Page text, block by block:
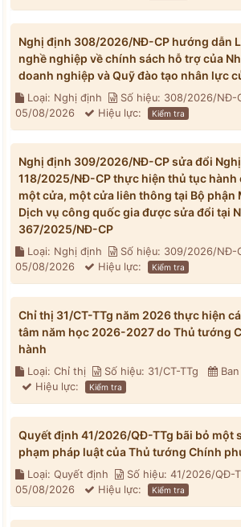
Nghị định 308/2026/NĐ-CP hướng dẫn
nghề nghiệp về chính sách hỗ trợ của
doanh nghiệp và Quỹ đào tạo nhân lực
Loại: Nghị định Số hiệu: 308/2026/NĐ-
05/08/2026
Hiệu lực: Kiểm tra
Nghị định 309/2026/NĐ-CP sửa đổi
118/2025/NĐ-CP thực hiện thủ tục hành
một cửa, một cửa liên thông tại Bộ phận
Dịch vụ công quốc gia được sửa đổi tại
367/2025/NĐ-CP
Loại: Nghị định Số hiệu: 309/2026/NĐ-
05/08/2026
Hiệu lực: Kiểm tra
Chỉ thị 31/CT-TTg năm 2026 thực hiện
tâm năm học 2026-2027 do Thủ tướng
hành
Loại: Chỉ thị Số hiệu: 31/CT-TTg
Hiệu lực:
Kiểm tra
Quyết định 41/2026/QĐ-TTg bãi bỏ một
phạm pháp luật của Thủ tướng Chính
Loại: Quyết định Số hiệu: 41/2026/QĐ-
05/08/2026
Hiệu lực: Kiểm tra